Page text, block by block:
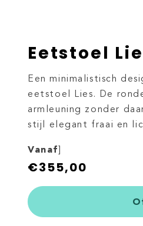
Eetstoel
Een minimalistisch
eetstoel Lies. De
armleuning zonder
stijl elegant fraai en
Vanaf
€355,00